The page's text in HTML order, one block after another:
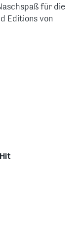
für die
Editions von